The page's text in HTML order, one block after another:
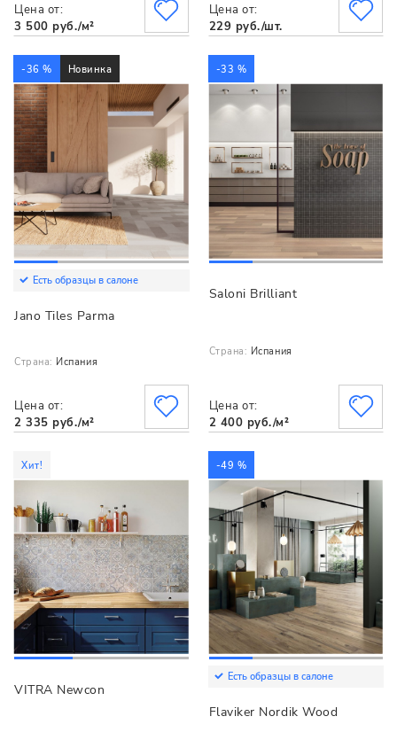
Цена от:
3 500 руб./м²
Цена от:
229 руб./шт.
-36 % Новинка
Есть образцы в салоне
Jano Tiles Parma
Страна: Испания
Цена от:
2 335 руб./м²
-33 %
Saloni Brilliant
Страна: Испания
Цена от:
2 400 руб./м²
Хит!
VITRA Newcon
-49 %
Есть образцы в салоне
Flaviker Nordik Wood